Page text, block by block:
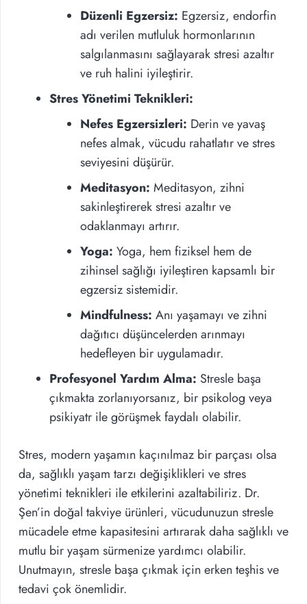
Düzenli Egzersiz: Egzersiz, endorfin
adı verilen mutluluk hormonlarının
salgılanmasını sağlayarak stresi azaltır
ve ruh halini iyileştirir.
Stres Yönetimi Teknikleri:
Nefes Egzersizleri: Derin ve yavaş
nefes almak, vücudu rahatlatır ve stres
seviyesini düşürür.
Meditasyon: Meditasyon, zihni
sakinleştirerek stresi azaltır ve
odaklanmayı artırır.
Yoga: Yoga, hem fiziksel hem de
zihinsel sağlığı iyileştiren kapsamlı bir
egzersiz sistemidir.
Mindfulness: Anı yaşamayı ve zihni
dağıtıcı düşüncelerden arınmayı
hedefleyen bir uygulamadır.
Profesyonel Yardım Alma: Stresle başa
çıkmakta zorlanıyorsanız, bir psikolog veya
psikiyatr ile görüşmek faydalı olabilir.
Stres, modern yaşamın kaçınılmaz bir parçası olsa
da, sağlıklı yaşam tarzı değişiklikleri ve stres
yönetimi teknikleri ile etkilerini azaltabiliriz. Dr.
Şen’in doğal takviye ürünleri, vücudunuzun stresle
mücadele etme kapasitesini artırarak daha sağlıklı ve
mutlu bir yaşam sürmenize yardımcı olabilir.
Unutmayın, stresle başa çıkmak için erken teşhis ve
tedavi çok önemlidir.